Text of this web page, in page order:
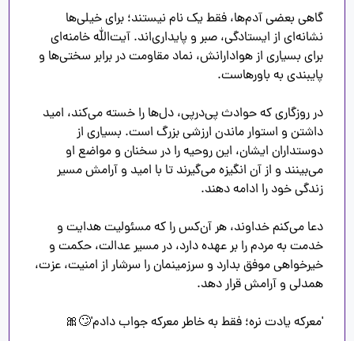
'معرکه یادت نره؛ فقط به خاطر معرکه جواب دادم'🙄🎀